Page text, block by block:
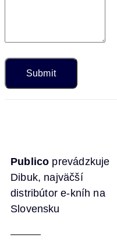
Publico prevádzkuje
Dibuk, najväčší
distribútor e-kníh na
Slovensku